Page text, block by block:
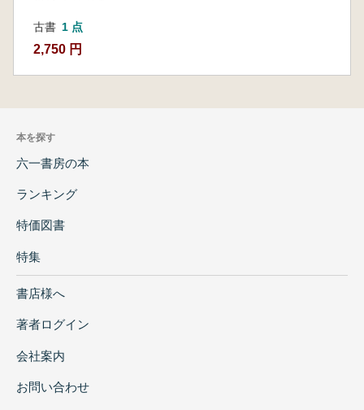
古書 1 点
2,750 円
本を探す
六一書房の本
ランキング
特価図書
特集
書店様へ
著者ログイン
会社案内
お問い合わせ